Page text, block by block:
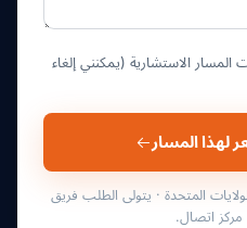
المسار الاستشارية (يمكنني إلغاء
المسار
المتحدة · يتولى الطلب فريق
مركز اتصال.